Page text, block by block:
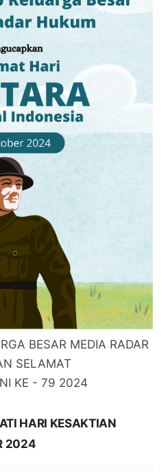
BESAR MEDIA RADAR
SELAMAT
KE - 79 2024
HARI KESAKTIAN
2024